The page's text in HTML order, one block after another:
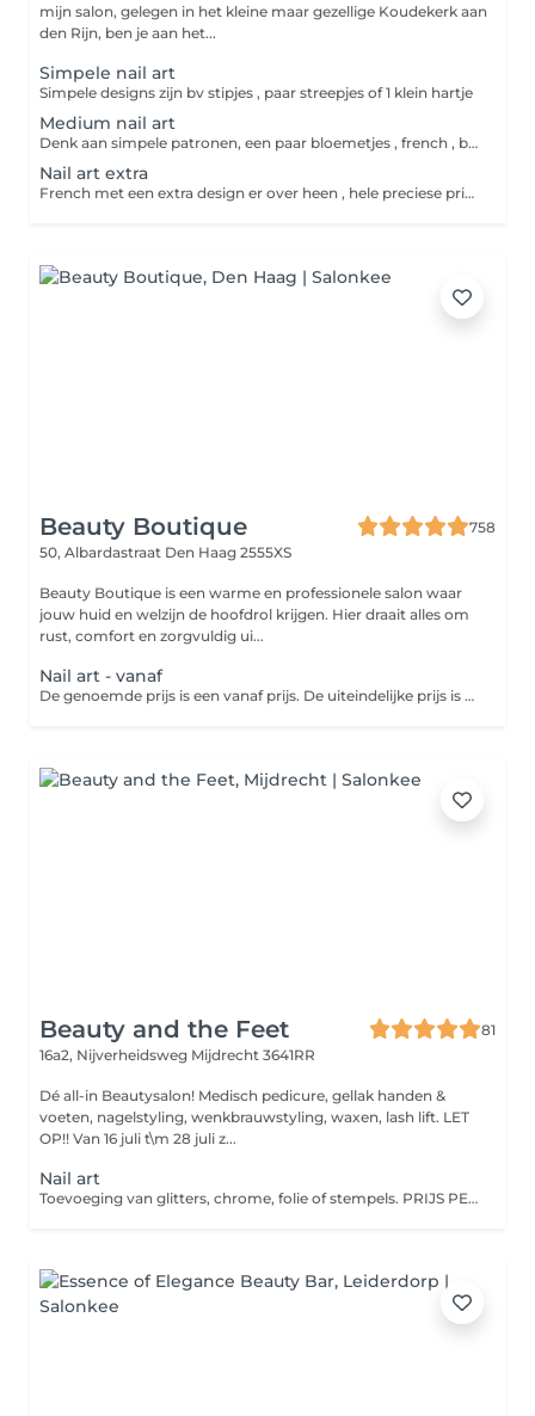
mijn salon, gelegen in het kleine maar gezellige Koudekerk aan
den Rijn, ben je aan het...
Simpele nail art
Simpele designs zijn bv stipjes , paar streepjes of 1 klein hartje
Medium nail art
Denk aan simpele patronen, een paar bloemetjes , french , blooming gel designs.
Nail art extra
French met een extra design er over heen , hele preciese priegel designs
Beauty Boutique
758
50, Albardastraat Den Haag 2555XS
Beauty Boutique is een warme en professionele salon waar
jouw huid en welzijn de hoofdrol krijgen. Hier draait alles om
rust, comfort en zorgvuldig ui...
Nail art - vanaf
De genoemde prijs is een vanaf prijs. De uiteindelijke prijs is onder andere afhankelijk van jouw persoonlijke wensen en wordt vastgesteld en besproken in de salon. Betaal je online? Dan wordt het eventuele prijsverschil verrekend in de salon.
Beauty and the Feet
81
16a2, Nijverheidsweg Mijdrecht 3641RR
Dé all-in Beautysalon! Medisch pedicure, gellak handen &
voeten, nagelstyling, wenkbrauwstyling, waxen, lash lift. LET
OP!! Van 16 juli t\m 28 juli z...
Nail art
Toevoeging van glitters, chrome, folie of stempels. PRIJS PER NAGEL!!